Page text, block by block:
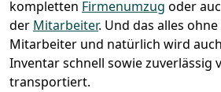
kompletten Firmenumzug oder
der Mitarbeiter. Und das alles
Mitarbeiter und natürlich wird
Inventar schnell sowie zuverlässig
transportiert.